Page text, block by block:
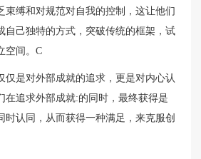
束缚和对规范对自我的控制，这让他们
自己独特的方式，突破传统的框架，试
空间。C
仅是对外部成就的追求，更是对内心认
在追求外部成就:的同时，最终获得是
时认同，从而获得一种满足，来克服创